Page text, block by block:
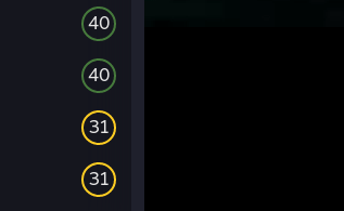
40
40
31
31